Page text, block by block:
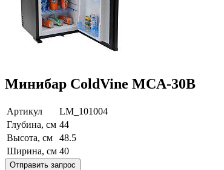
Минибар ColdVine MCA-30B
Артикул
LM_101004
Глубина, см 44
Высота, см
48.5
Ширина, см 40
Отправить запрос